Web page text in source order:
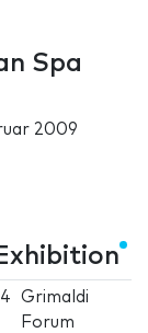
Spa
2009
Grimaldi
Forum